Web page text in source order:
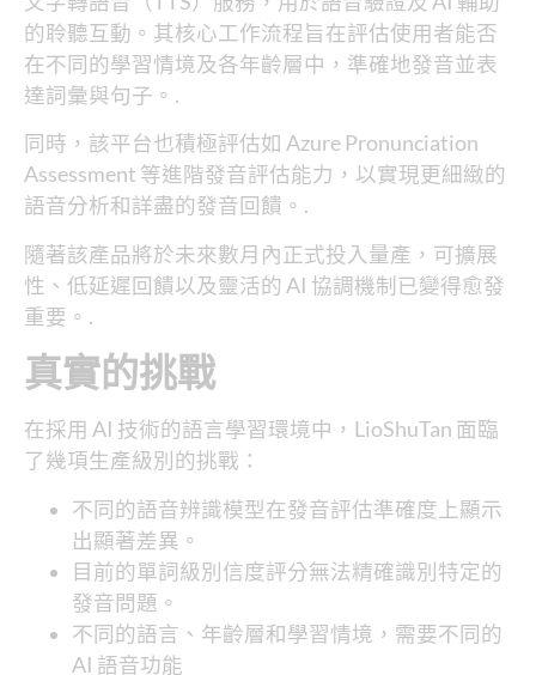
的聆聽互動。其核心工作流程旨在評估使用者能否
在不同的學習情境及各年齡層中，準確地發音並表
達詞彙與句子。.
同時，該平台也積極評估如 Azure Pronunciation
Assessment 等進階發音評估能力，以實現更細緻的
語音分析和詳盡的發音回饋。.
隨著該產品將於未來數月內正式投入量產，可擴展
性、低延遲回饋以及靈活的 AI 協調機制已變得愈發
重要。.
真實的挑戰
在採用 AI 技術的語言學習環境中，LioShuTan 面臨
了幾項生產級別的挑戰：
不同的語音辨識模型在發音評估準確度上顯示
出顯著差異。
目前的單詞級別信度評分無法精確識別特定的
發音問題。
不同的語言、年齡層和學習情境，需要不同的
AI 語音功能